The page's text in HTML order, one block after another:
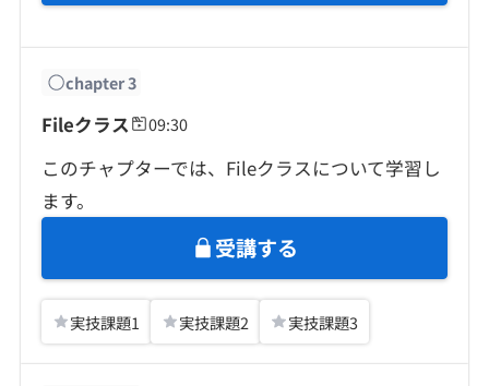
chapter3
Fileクラス 09:30
このチャプターでは、Fileクラスについて学習し
ます。
受講する
実技課題1 実技課題2 実技課題3